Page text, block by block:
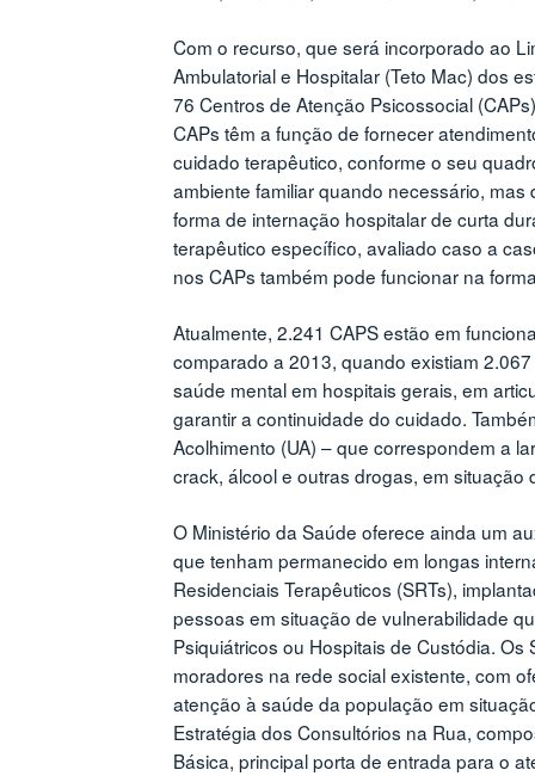
Com o recurso, que será incorporado ao
Ambulatorial e Hospitalar (Teto Mac) dos
76 Centros de Atenção Psicossocial
CAPs têm a função de fornecer
cuidado terapêutico, conforme o seu
ambiente familiar quando necessário,
forma de internação hospitalar de curta
terapêutico específico, avaliado caso a
nos CAPs também pode funcionar na
Atualmente, 2.241 CAPS estão em
comparado a 2013, quando existiam
saúde mental em hospitais gerais, em
garantir a continuidade do cuidado.
Acolhimento (UA) – que correspondem a
crack, álcool e outras drogas, em situação
O Ministério da Saúde oferece ainda um
que tenham permanecido em longas
Residenciais Terapêuticos (SRTs),
pessoas em situação de vulnerabilidade
Psiquiátricos ou Hospitais de Custódia.
moradores na rede social existente, com
atenção à saúde da população em
Estratégia dos Consultórios na Rua,
Básica, principal porta de entrada para o